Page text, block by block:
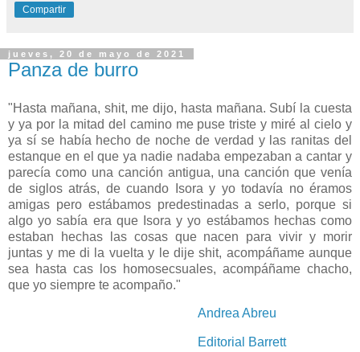
Compartir
jueves, 20 de mayo de 2021
Panza de burro
"Hasta mañana, shit, me dijo, hasta mañana. Subí la cuesta
y ya por la mitad del camino me puse triste y miré al cielo y
ya sí se había hecho de noche de verdad y las ranitas del
estanque en el que ya nadie nadaba empezaban a cantar y
parecía como una canción antigua, una canción que venía
de siglos atrás, de cuando Isora y yo todavía no éramos
amigas pero estábamos predestinadas a serlo, porque si
algo yo sabía era que Isora y yo estábamos hechas como
estaban hechas las cosas que nacen para vivir y morir
juntas y me di la vuelta y le dije shit, acompáñame aunque
sea hasta cas los homosecsuales, acompáñame chacho,
que yo siempre te acompaño."
Andrea Abreu
Editorial Barrett